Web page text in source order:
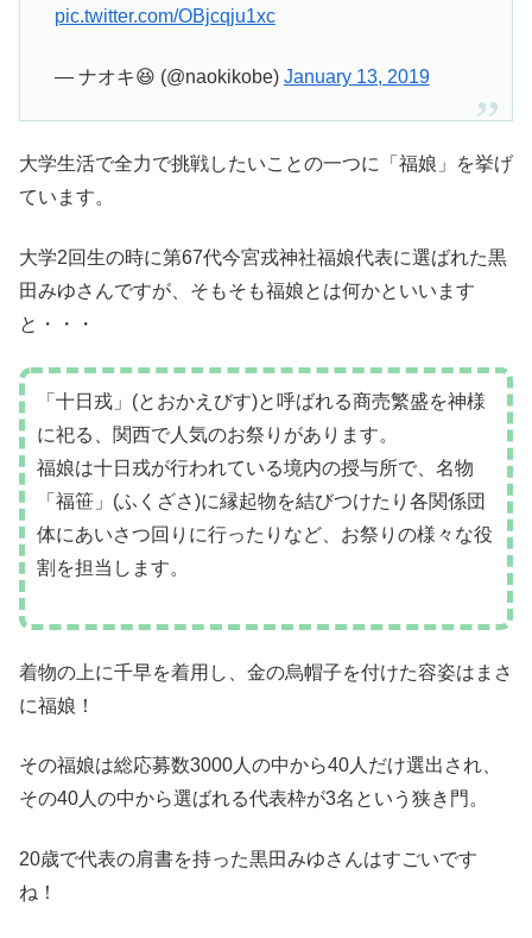
pic.twitter.com/OBjcqju1xc
— ナオキ😆 (@naokikobe) January 13, 2019
大学生活で全力で挑戦したいことの一つに「福娘」を挙げ
ています。
大学2回生の時に第67代今宮戎神社福娘代表に選ばれた黒
田みゆさんですが、そもそも福娘とは何かといいます
と・・・
「十日戎」(とおかえびす)と呼ばれる商売繁盛を神様
に祀る、関西で人気のお祭りがあります。
福娘は十日戎が行われている境内の授与所で、名物
「福笹」(ふくざさ)に縁起物を結びつけたり各関係団
体にあいさつ回りに行ったりなど、お祭りの様々な役
割を担当します。
着物の上に千早を着用し、金の烏帽子を付けた容姿はまさ
に福娘！
その福娘は総応募数3000人の中から40人だけ選出され、
その40人の中から選ばれる代表枠が3名という狭き門。
20歳で代表の肩書を持った黒田みゆさんはすごいです
ね！